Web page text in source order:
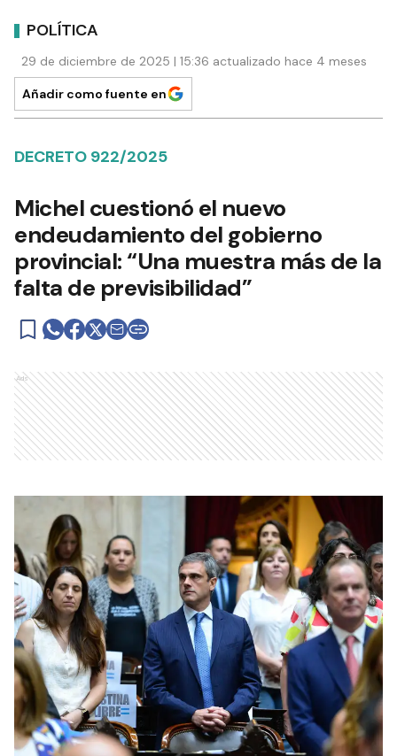
POLÍTICA
29 de diciembre de 2025 | 15:36 actualizado hace 4 meses
Añadir como fuente en
DECRETO 922/2025
Michel cuestionó el nuevo
endeudamiento del gobierno
provincial: “Una muestra más de la
falta de previsibilidad”
Ads